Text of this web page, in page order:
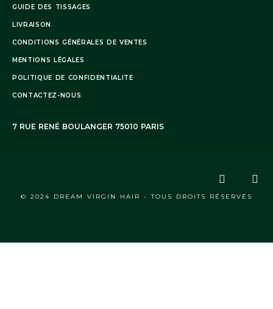
GUIDE DES TISSAGES
LIVRAISON
CONDITIONS GÉNÉRALES DE VENTES
MENTIONS LÉGALES
POLITIQUE DE CONFIDENTIALITE
CONTACTEZ-NOUS
7 RUE RENÉ BOULANGER 75010 PARIS
© 2024 DREAM VIRGIN HAIR - TOUS DROITS RÉSERVÉS